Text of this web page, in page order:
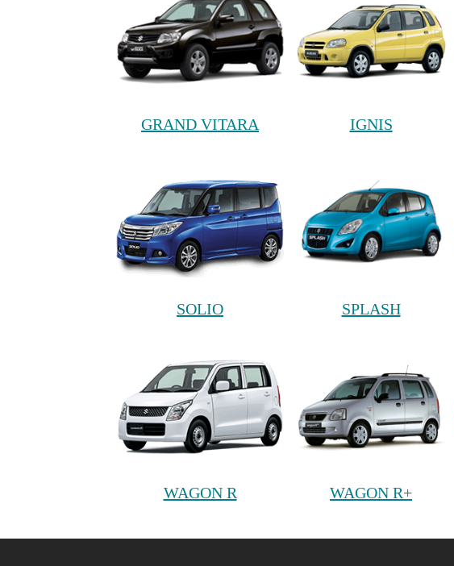
GRAND VITARA IGNIS
SOLIO SPLASH
WAGON R WAGON R+